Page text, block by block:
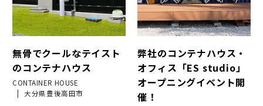
無骨でクールなテイスト
のコンテナハウス
CONTAINER HOUSE
大分県豊後高田市
弊社のコンテナハウス・
オフィス「ES studio」
オープニングイベント開
催！